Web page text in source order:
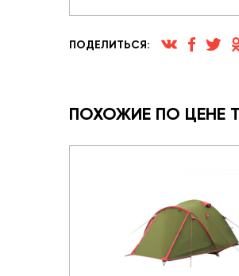
ПОДЕЛИТЬСЯ:
ПОХОЖИЕ ПО ЦЕНЕ